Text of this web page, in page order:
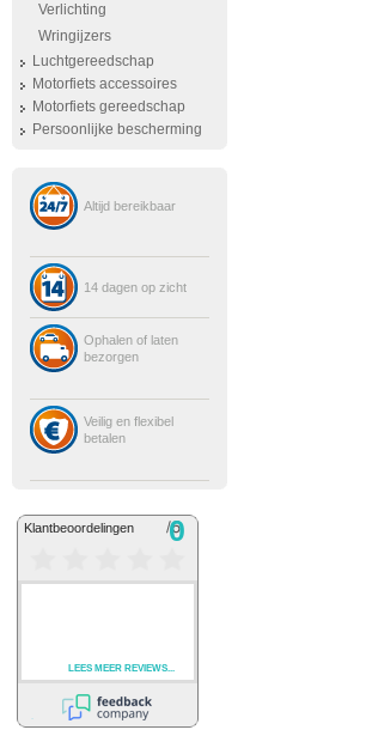
Verlichting
Wringijzers
Luchtgereedschap
Motorfiets accessoires
Motorfiets gereedschap
Persoonlijke bescherming
Altijd bereikbaar
14 dagen op zicht
Ophalen of laten
bezorgen
Veilig en flexibel
betalen